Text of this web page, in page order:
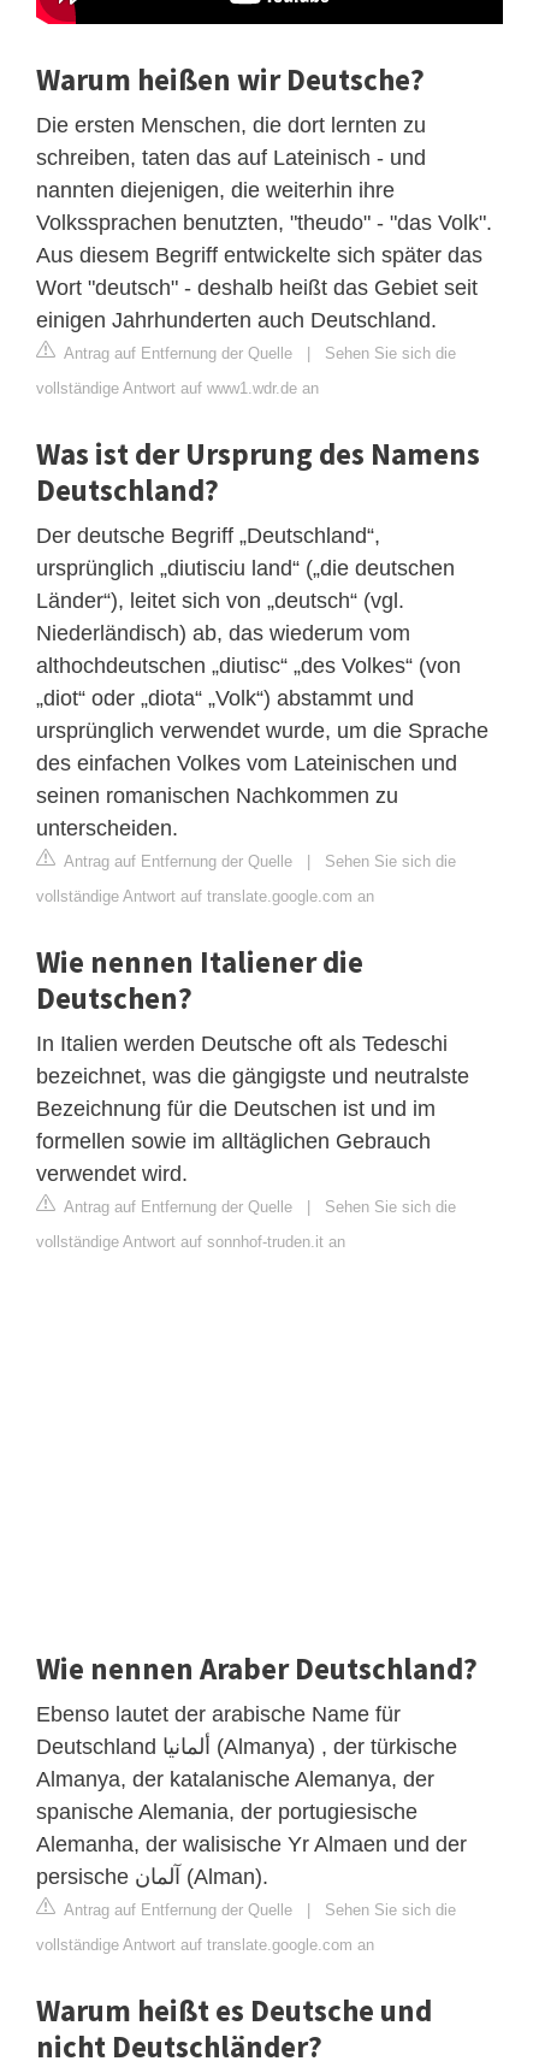
Warum heißen wir Deutsche?
Die ersten Menschen, die dort lernten zu
schreiben, taten das auf Lateinisch - und
nannten diejenigen, die weiterhin ihre
Volkssprachen benutzten, "theudo" - "das Volk".
Aus diesem Begriff entwickelte sich später das
Wort "deutsch" - deshalb heißt das Gebiet seit
einigen Jahrhunderten auch Deutschland.
Antrag auf Entfernung der Quelle | Sehen Sie sich die
vollständige Antwort auf www1.wdr.de an
Was ist der Ursprung des Namens
Deutschland?
Der deutsche Begriff „Deutschland“,
ursprünglich „diutisciu land“ („die deutschen
Länder“), leitet sich von „deutsch“ (vgl.
Niederländisch) ab, das wiederum vom
althochdeutschen „diutisc“ „des Volkes“ (von
„diot“ oder „diota“ „Volk“) abstammt und
ursprünglich verwendet wurde, um die Sprache
des einfachen Volkes vom Lateinischen und
seinen romanischen Nachkommen zu
unterscheiden.
Antrag auf Entfernung der Quelle | Sehen Sie sich die
vollständige Antwort auf translate.google.com an
Wie nennen Italiener die
Deutschen?
In Italien werden Deutsche oft als Tedeschi
bezeichnet, was die gängigste und neutralste
Bezeichnung für die Deutschen ist und im
formellen sowie im alltäglichen Gebrauch
verwendet wird.
Antrag auf Entfernung der Quelle | Sehen Sie sich die
vollständige Antwort auf sonnhof-truden.it an
Wie nennen Araber Deutschland?
Ebenso lautet der arabische Name für
Deutschland ألمانيا (Almanya) , der türkische
Almanya, der katalanische Alemanya, der
spanische Alemania, der portugiesische
Alemanha, der walisische Yr Almaen und der
persische آلمان (Alman).
Antrag auf Entfernung der Quelle | Sehen Sie sich die
vollständige Antwort auf translate.google.com an
Warum heißt es Deutsche und
nicht Deutschländer?